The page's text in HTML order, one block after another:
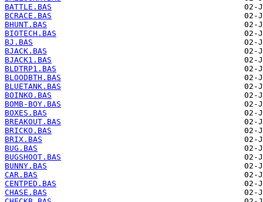
BATTLE.BAS
BCRACE.BAS
BHUNT.BAS
BIOTECH.BAS
BJ.BAS
BJACK.BAS
BJACK1.BAS
BLDTRP1.BAS
BLOODBTH.BAS
BLUETANK.BAS
BOINKO.BAS
BOMB-BOY.BAS
BOXES.BAS
BREAKOUT.BAS
BRICKO.BAS
BRIX.BAS
BUG.BAS
BUGSHOOT.BAS
BUNNY.BAS
CAR.BAS
CENTPED.BAS
CHASE.BAS